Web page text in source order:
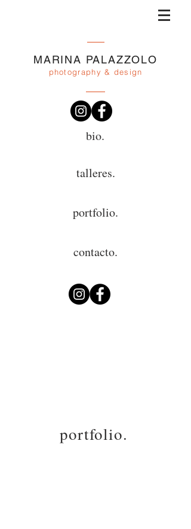
portfolio.
portfolio.
bio.
talleres.
contacto.
MARINA PALAZZOLO
photography & design
Improvisaciones con celular